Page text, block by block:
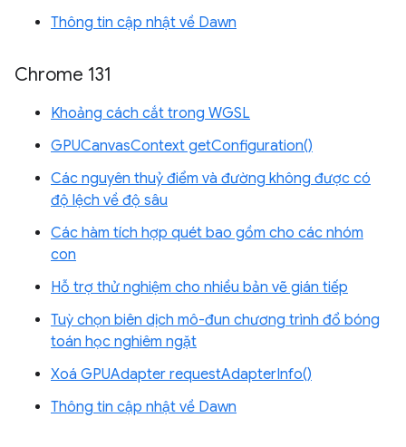
Thông tin cập nhật về Dawn
Chrome 131
Khoảng cách cắt trong WGSL
GPUCanvasContext getConfiguration()
Các nguyên thuỷ điểm và đường không được có
độ lệch về độ sâu
Các hàm tích hợp quét bao gồm cho các nhóm
con
Hỗ trợ thử nghiệm cho nhiều bản vẽ gián tiếp
Tuỳ chọn biên dịch mô-đun chương trình đổ bóng
toán học nghiêm ngặt
Xoá GPUAdapter requestAdapterInfo()
Thông tin cập nhật về Dawn